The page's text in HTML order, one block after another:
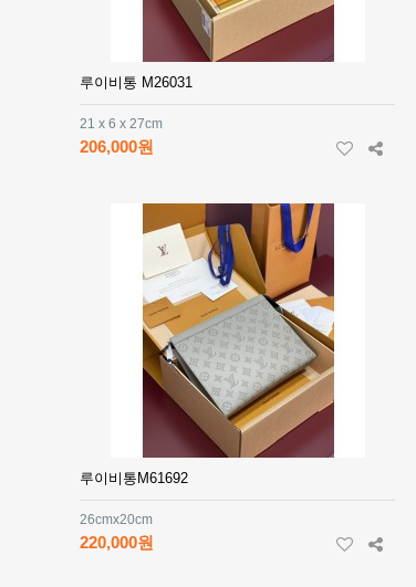
루이비통 M26031
21 x 6 x 27cm
206,000원
루이비통M61692
26cmx20cm
220,000원